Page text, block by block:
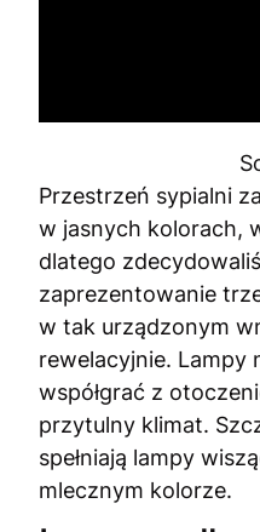
Przestrzeń sypialni
w jasnych kolorach,
dlatego
zaprezentowanie
w tak urządzonym
rewelacyjnie. Lampy
współgrać z
przytulny klimat.
spełniają lampy
mlecznym kolorze.